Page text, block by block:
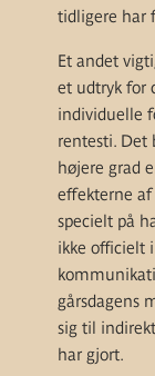
tidligere har
Et andet
et udtryk for
individuelle
rentesti. Det
højere grad
effekterne af
specielt på
ikke officielt
gårsdagens
sig til
har gjort.